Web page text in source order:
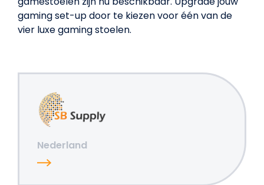
gaming set-up door te kiezen voor één van de
vier luxe gaming stoelen.
Nederland